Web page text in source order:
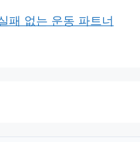
패 없는 운동 파트너